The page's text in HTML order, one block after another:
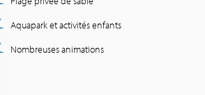
Aquapark et activités enfants
Nombreuses animations